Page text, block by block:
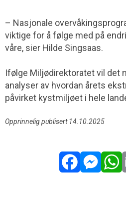
– Nasjonale
viktige for å følge med på
våre, sier Hilde Singsaas.
Ifølge Miljødirektoratet vil det
analyser av hvordan årets
påvirket kystmiljøet i hele
Opprinnelig publisert 14.10.2025